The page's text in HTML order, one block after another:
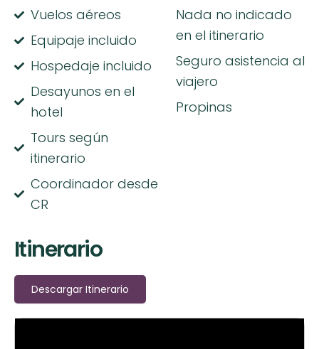
Vuelos aéreos
Equipaje incluido
Hospedaje incluido
Desayunos en el
hotel
Tours según
itinerario
Coordinador desde
CR
Nada no indicado
en el itinerario
Seguro asistencia al
viajero
Propinas
Itinerario
Descargar Itinerario